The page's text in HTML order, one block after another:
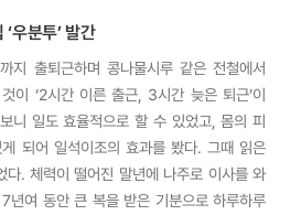
우분투’ 발간
지 출퇴근하며 콩나물시루 같은 전철에서
이 ‘2시간 이른 출근, 3시간 늦은 퇴근’이
니 일도 효율적으로 할 수 있었고, 몸의 피
되어 일석이조의 효과를 봤다. 그때 읽은
다. 체력이 떨어진 말년에 나주로 이사를 와
년여 동안 큰 복을 받은 기분으로 하루하루